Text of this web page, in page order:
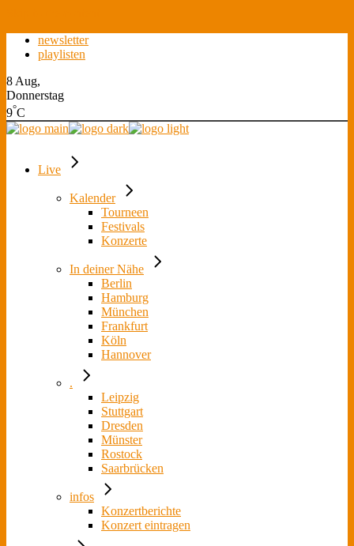
newsletter
playlisten
8 Aug,
Donnerstag
9°C
Live
Kalender
Tourneen
Festivals
Konzerte
In deiner Nähe
Berlin
Hamburg
München
Frankfurt
Köln
Hannover
.
Leipzig
Stuttgart
Dresden
Münster
Rostock
Saarbrücken
infos
Konzertberichte
Konzert eintragen